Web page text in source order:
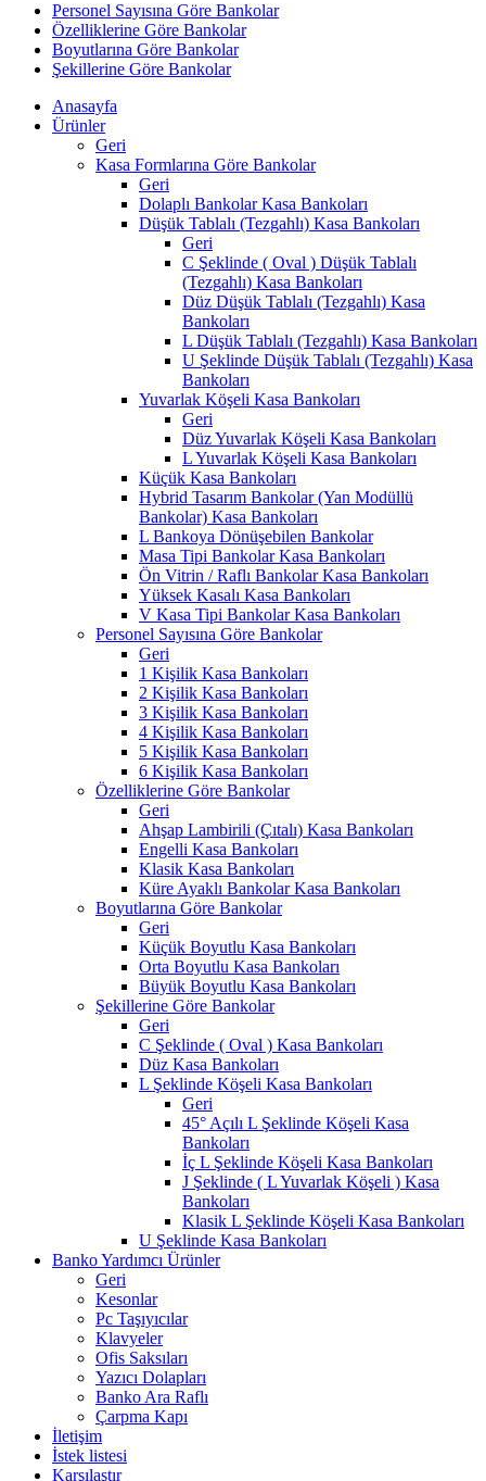
Personel Sayısına Göre Bankolar
Özelliklerine Göre Bankolar
Boyutlarına Göre Bankolar
Şekillerine Göre Bankolar
Anasayfa
Ürünler
Geri
Kasa Formlarına Göre Bankolar
Geri
Dolaplı Bankolar Kasa Bankoları
Düşük Tablalı (Tezgahlı) Kasa Bankoları
Geri
C Şeklinde ( Oval ) Düşük Tablalı
(Tezgahlı) Kasa Bankoları
Düz Düşük Tablalı (Tezgahlı) Kasa
Bankoları
L Düşük Tablalı (Tezgahlı) Kasa Bankoları
U Şeklinde Düşük Tablalı (Tezgahlı) Kasa
Bankoları
Yuvarlak Köşeli Kasa Bankoları
Geri
Düz Yuvarlak Köşeli Kasa Bankoları
L Yuvarlak Köşeli Kasa Bankoları
Küçük Kasa Bankoları
Hybrid Tasarım Bankolar (Yan Modüllü
Bankolar) Kasa Bankoları
L Bankoya Dönüşebilen Bankolar
Masa Tipi Bankolar Kasa Bankoları
Ön Vitrin / Raflı Bankolar Kasa Bankoları
Yüksek Kasalı Kasa Bankoları
V Kasa Tipi Bankolar Kasa Bankoları
Personel Sayısına Göre Bankolar
Geri
1 Kişilik Kasa Bankoları
2 Kişilik Kasa Bankoları
3 Kişilik Kasa Bankoları
4 Kişilik Kasa Bankoları
5 Kişilik Kasa Bankoları
6 Kişilik Kasa Bankoları
Özelliklerine Göre Bankolar
Geri
Ahşap Lambirili (Çıtalı) Kasa Bankoları
Engelli Kasa Bankoları
Klasik Kasa Bankoları
Küre Ayaklı Bankolar Kasa Bankoları
Boyutlarına Göre Bankolar
Geri
Küçük Boyutlu Kasa Bankoları
Orta Boyutlu Kasa Bankoları
Büyük Boyutlu Kasa Bankoları
Şekillerine Göre Bankolar
Geri
C Şeklinde ( Oval ) Kasa Bankoları
Düz Kasa Bankoları
L Şeklinde Köşeli Kasa Bankoları
Geri
45° Açılı L Şeklinde Köşeli Kasa
Bankoları
İç L Şeklinde Köşeli Kasa Bankoları
J Şeklinde ( L Yuvarlak Köşeli ) Kasa
Bankoları
Klasik L Şeklinde Köşeli Kasa Bankoları
U Şeklinde Kasa Bankoları
Banko Yardımcı Ürünler
Geri
Kesonlar
Pc Taşıyıcılar
Klavyeler
Ofis Saksıları
Yazıcı Dolapları
Banko Ara Raflı
Çarpma Kapı
İletişim
İstek listesi
Karşılaştır